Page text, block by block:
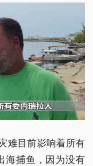
难目前影响着所有
海捕鱼，因为没有